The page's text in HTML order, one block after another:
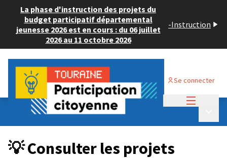
La phase d'instruction des projets du
budget participatif départemental
jeunesse 2026 est en cours : du 06 juillet
2026 au 11 octobre 2026
-Instruction
Se connecter
Budget Participatif JEUNESSE 2024
💡 Consulter les projets déposés
💡 Consulter les projets